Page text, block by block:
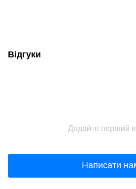
Відгуки
Додайте перший
Написати